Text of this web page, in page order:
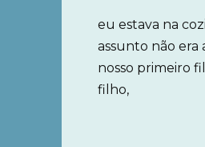
eu estava na
assunto não era
nosso primeiro
filho,